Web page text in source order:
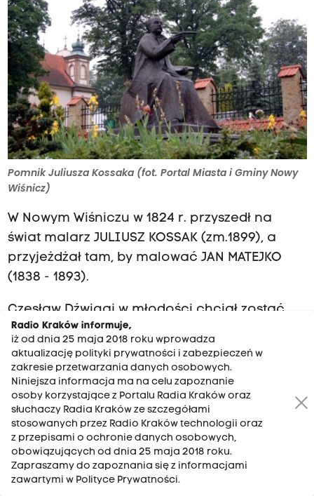
Pomnik Juliusza Kossaka (fot. Portal Miasta i Gminy Nowy
Wiśnicz)
W Nowym Wiśniczu w 1824 r. przyszedł na
świat malarz JULIUSZ KOSSAK (zm.1899), a
przyjeżdżał tam, by malować JAN MATEJKO
(1838 - 1893).
Czesław Dźwigaj w młodości chciał zostać
elektromonterem, ale zmienił zdanie,
ukończył miejscowe Liceum Sztuk
Plastycznych im. Jana Matejki , potem
studiował na krakowskiej Akademii Sztuk
Pięknych im. Jana Matejki i został jej
profesorem.
Radio Kraków informuje,
iż od dnia 25 maja 2018 roku wprowadza
aktualizację polityki prywatności i zabezpieczeń w
zakresie przetwarzania danych osobowych.
Niniejsza informacja ma na celu zapoznanie
osoby korzystające z Portalu Radia Kraków oraz
słuchaczy Radia Kraków ze szczegółami
stosowanych przez Radio Kraków technologii oraz
z przepisami o ochronie danych osobowych,
obowiązujących od dnia 25 maja 2018 roku.
Zapraszamy do zapoznania się z informacjami
zawartymi w Polityce Prywatności.